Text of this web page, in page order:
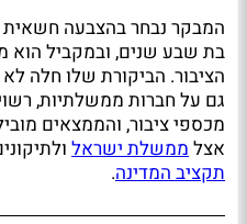
המבקר נבחר בהצבעה
בת שבע שנים, ובמקביל הוא
הציבור. הביקורת שלו חלה
גם על חברות ממשלתיות,
מכספי ציבור, והממצאים
אצלממשלת ישראל
תקציב המדינה.